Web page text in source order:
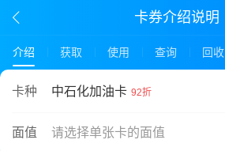
卡券介绍说明
介绍 获取 使用 查询 回收
卡种 中石化加油卡 92折
面值 请选择单张卡的面值